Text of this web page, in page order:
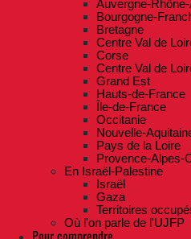
Auvergne-
Bourgogne-
Bretagne
Centre Val de
Corse
Centre Val de
Grand Est
Hauts-de-France
Île-de-France
Occitanie
Nouvelle-
Pays de la Loire
Provence-Alpes-
En Israël-Palestine
Israël
Gaza
Territoires
Où l'on parle de l'UJFP